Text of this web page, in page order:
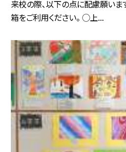
来校の際、以下の点に配慮願い
箱をご利用ください。 ◯上...